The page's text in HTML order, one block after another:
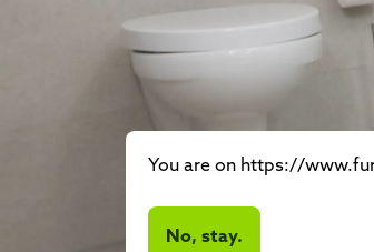
You are on https://
No, stay.